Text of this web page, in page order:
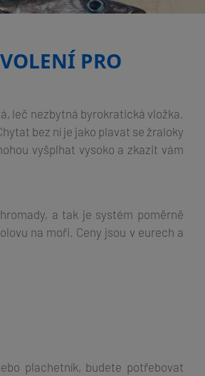
PRO
leč nezbytná byrokratická vložka.
bez ní je jako plavat se žraloky
vyšplhat vysoko a zkazit vám
a tak je systém poměrně
na moři. Ceny jsou v eurech a
plachetník, budete potřebovat